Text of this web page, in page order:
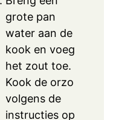
grote pan
water aan de
kook en voeg
het zout toe.
Kook de orzo
volgens de
instructies op